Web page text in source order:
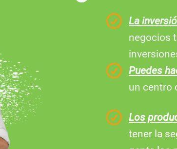
La
negocios
Puedes
un centro
Los
tener la